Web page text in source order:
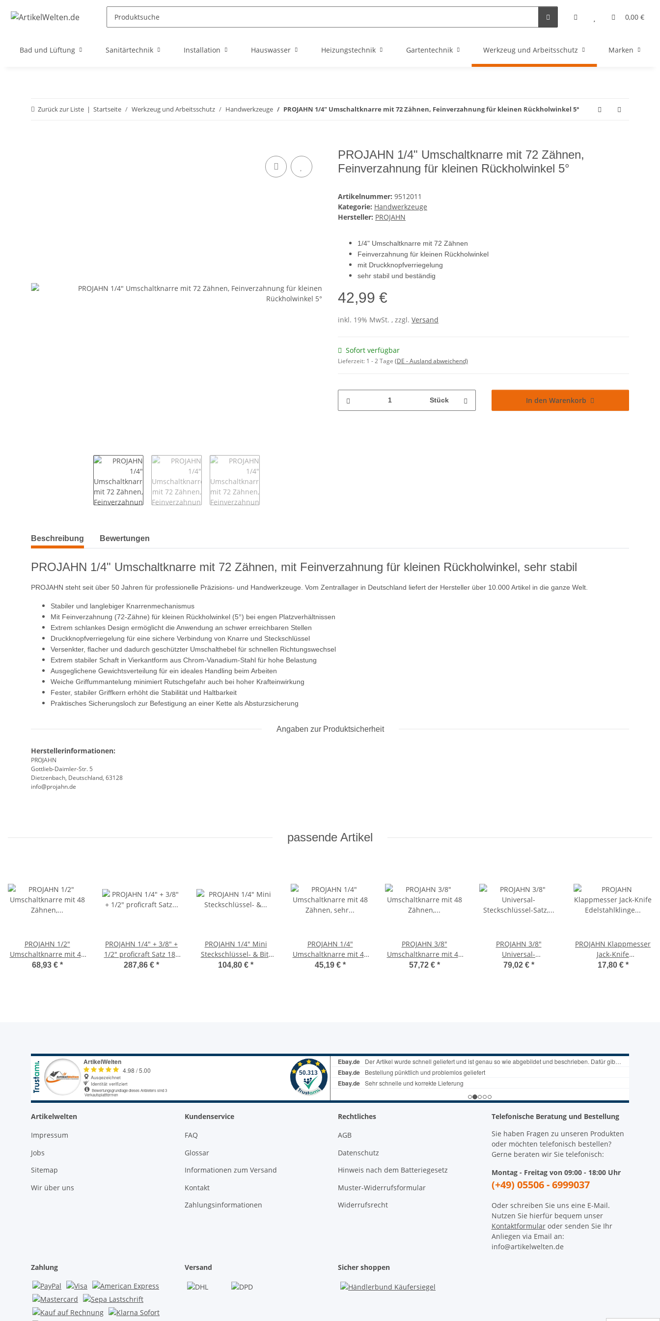
0,00 €
Bad und Lüftung Sanitärtechnik Installation Hauswasser Heizungstechnik Gartentechnik Werkzeug und Arbeitsschutz Marken
Zurück zur Liste Startseite Werkzeug und Arbeitsschutz Handwerkzeuge PROJAHN 1/4" Umschaltknarre mit 72 Zähnen, Feinverzahnung für kleinen Rückholwinkel 5°
PROJAHN 1/4" Umschaltknarre mit 72 Zähnen,
Feinverzahnung für kleinen Rückholwinkel 5°
Artikelnummer: 9512011
Kategorie: Handwerkzeuge
Hersteller: PROJAHN
1/4" Umschaltknarre mit 72 Zähnen
Feinverzahnung für kleinen Rückholwinkel
mit Druckknopfverriegelung
sehr stabil und beständig
42,99 €
inkl. 19% MwSt. , zzgl. Versand
Sofort verfügbar
Lieferzeit: 1 - 2 Tage (DE - Ausland abweichend)
Stück In den Warenkorb
weitere Registerkarten anzeigen
Beschreibung Bewertungen
PROJAHN 1/4" Umschaltknarre mit 72 Zähnen, mit Feinverzahnung für kleinen Rückholwinkel, sehr stabil
PROJAHN steht seit über 50 Jahren für professionelle Präzisions- und Handwerkzeuge. Vom Zentrallager in Deutschland liefert der Hersteller über 10.000 Artikel in die ganze Welt.
Stabiler und langlebiger Knarrenmechanismus
Mit Feinverzahnung (72-Zähne) für kleinen Rückholwinkel (5°) bei engen Platzverhältnissen
Extrem schlankes Design ermöglicht die Anwendung an schwer erreichbaren Stellen
Druckknopfverriegelung für eine sichere Verbindung von Knarre und Steckschlüssel
Versenkter, flacher und dadurch geschützter Umschalthebel für schnellen Richtungswechsel
Extrem stabiler Schaft in Vierkantform aus Chrom-Vanadium-Stahl für hohe Belastung
Ausgeglichene Gewichtsverteilung für ein ideales Handling beim Arbeiten
Weiche Griffummantelung minimiert Rutschgefahr auch bei hoher Krafteinwirkung
Fester, stabiler Griffkern erhöht die Stabilität und Haltbarkeit
Praktisches Sicherungsloch zur Befestigung an einer Kette als Absturzsicherung
Angaben zur Produktsicherheit
Herstellerinformationen:
PROJAHN
Gottlieb-Daimler-Str. 5
Dietzenbach, Deutschland, 63128
info@projahn.de
passende Artikel
PROJAHN 1/2"
Umschaltknarre mit 48
Zähnen, robuste
68,93 € *
PROJAHN 1/4" + 3/8" +
1/2" proficraft Satz 182
tlg., 48 Zahn Knarren,
287,86 € *
PROJAHN 1/4" Mini
Steckschlüssel- & Bit-
Box, 38tlg. mit
104,80 € *
PROJAHN 1/4"
Umschaltknarre mit 48
Zähnen, sehr
45,19 € *
PROJAHN 3/8"
Umschaltknarre mit 48
Zähnen, robuster
57,72 € *
PROJAHN 3/8"
Universal-
Steckschlüssel-Satz, 3-
79,02 € *
PROJAHN Klappmesser
Jack-Knife
Edelstahlklinge
17,80 € *
Artikelwelten
Impressum
Jobs
Sitemap
Wir über uns
Kundenservice
FAQ
Glossar
Informationen zum Versand
Kontakt
Zahlungsinformationen
Rechtliches
AGB
Datenschutz
Hinweis nach dem Batteriegesetz
Muster-Widerrufsformular
Widerrufsrecht
Telefonische Beratung und Bestellung
Sie haben Fragen zu unseren Produkten
oder möchten telefonisch bestellen?
Gerne beraten wir Sie telefonisch:
Montag - Freitag von 09:00 - 18:00 Uhr
(+49) 05506 - 6999037
Oder schreiben Sie uns eine E-Mail.
Nutzen Sie hierfür bequem unser
Kontaktformularoder senden Sie Ihr
Anliegen via Email an:
info@artikelwelten.de
Zahlung Versand Sicher shoppen